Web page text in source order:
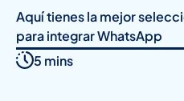
Aquí tienes la mejor
para integrar WhatsApp
5 mins